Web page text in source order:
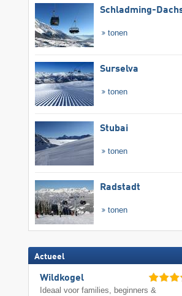
Schladming-
tonen
Surselva
tonen
Stubai
tonen
Radstadt
tonen
Actueel
Wildkogel
Ideaal voor families, beginners &